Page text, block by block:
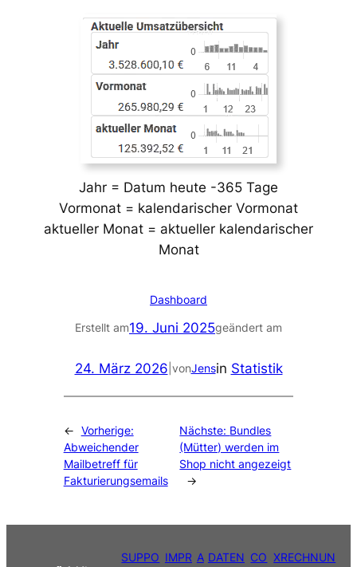
Jahr = Datum heute -365 Tage
Vormonat = kalendarischer Vormonat
aktueller Monat = aktueller kalendarischer
Monat
Dashboard
Erstellt am19. Juni 2025geändert am
24. März 2026 vonJensin Statistik
← Vorherige:
Abweichender
Mailbetreff für
Fakturierungsemails
Nächste: Bundles
(Mütter) werden im
Shop nicht angezeigt
→
SUPPO IMPR A DATEN CO XRECHNUN